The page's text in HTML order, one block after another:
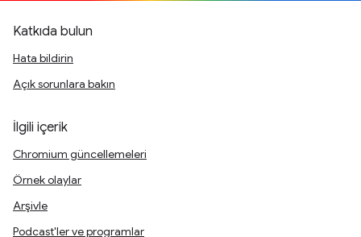
Katkıda bulun
Hata bildirin
Açık sorunlara bakın
İlgili içerik
Chromium güncellemeleri
Örnek olaylar
Arşivle
Podcast'ler ve programlar